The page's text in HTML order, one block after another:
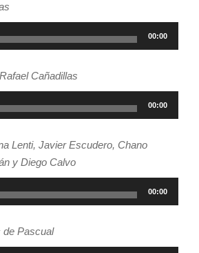
00:00
Cañadillas
00:00
Lenti, Javier Escudero, Chano
y Diego Calvo
00:00
Pascual